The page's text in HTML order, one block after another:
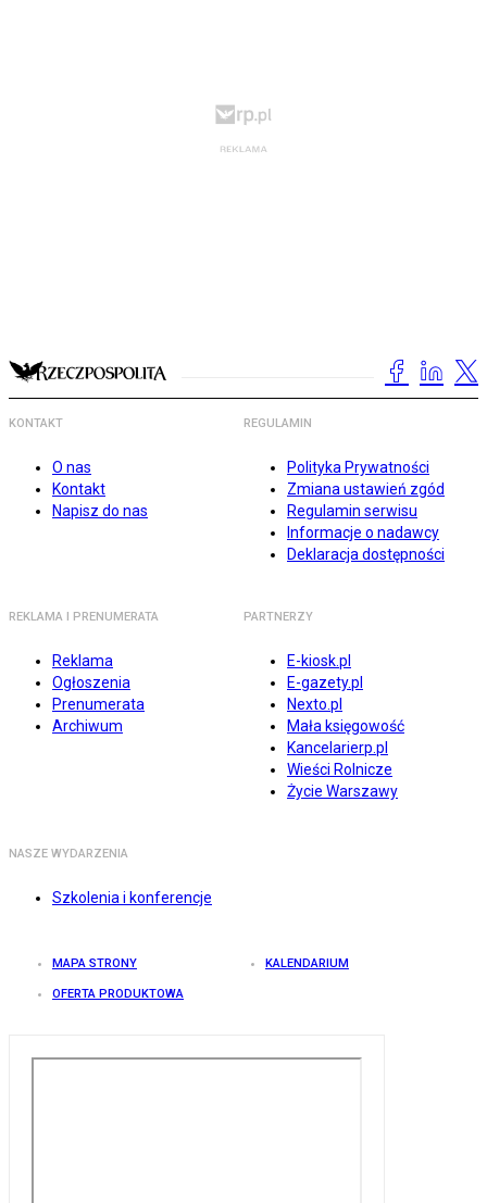
KONTAKT
O nas
Kontakt
Napisz do nas
REGULAMIN
Polityka Prywatności
Zmiana ustawień zgód
Regulamin serwisu
Informacje o nadawcy
Deklaracja dostępności
REKLAMA I PRENUMERATA
Reklama
Ogłoszenia
Prenumerata
Archiwum
PARTNERZY
E-kiosk.pl
E-gazety.pl
Nexto.pl
Mała księgowość
Kancelarierp.pl
Wieści Rolnicze
Życie Warszawy
NASZE WYDARZENIA
Szkolenia i konferencje
MAPA STRONY KALENDARIUM
OFERTA PRODUKTOWA